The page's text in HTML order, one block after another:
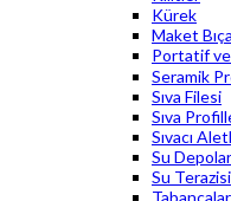
Kürek
Maket
Portatif
Seramik
Sıva Filesi
Sıva
Sıvacı
Su
Su Terazisi
Tabancalar